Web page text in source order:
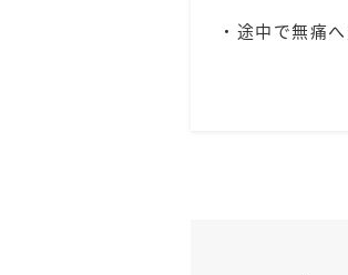
・途中で無痛